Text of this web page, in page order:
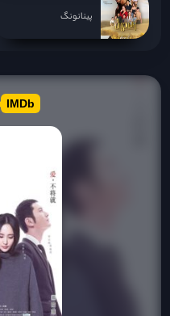
پینانونگ
IMDb